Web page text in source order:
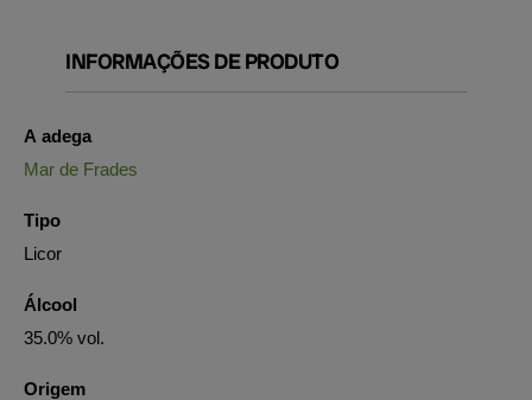
INFORMAÇÕES DE PRODUTO
A adega
Mar de Frades
Tipo
Licor
Álcool
35.0% vol.
Origem